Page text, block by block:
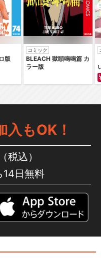
版
コミック
BLEACH 獄頤鳴鳴篇 カ
ラー版
もOK！
税込）
14日無料